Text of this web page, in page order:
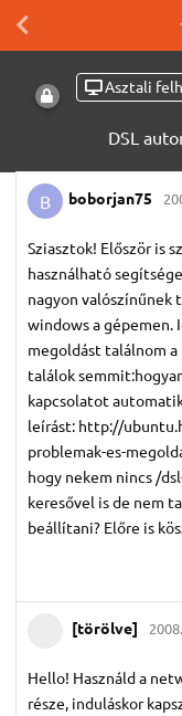
Asztali
DSL
B boborjan75
Sziasztok! Először is
használható
nagyon valószínűnek
windows a gépemen.
megoldást találnom
találok
kapcsolatot
leírást: http://
problemak-es-
hogy nekem nincs /
keresővel is de nem
beállítani? Előre is
[törölve]
Hello! Használd a
része, induláskor